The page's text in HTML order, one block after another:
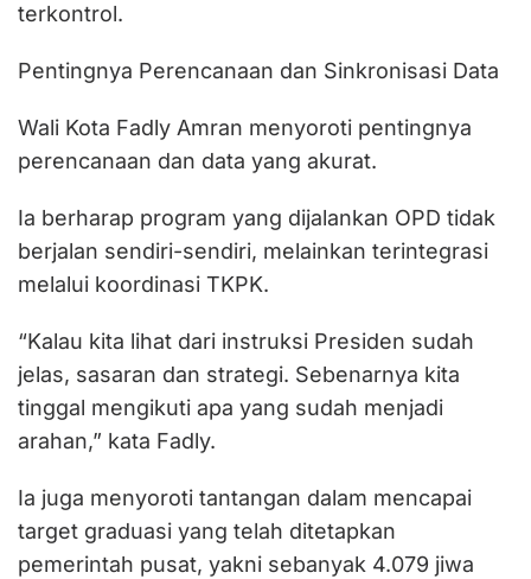
terkontrol.
Pentingnya Perencanaan dan Sinkronisasi Data
Wali Kota Fadly Amran menyoroti pentingnya
perencanaan dan data yang akurat.
Ia berharap program yang dijalankan OPD tidak
berjalan sendiri-sendiri, melainkan terintegrasi
melalui koordinasi TKPK.
“Kalau kita lihat dari instruksi Presiden sudah
jelas, sasaran dan strategi. Sebenarnya kita
tinggal mengikuti apa yang sudah menjadi
arahan,” kata Fadly.
Ia juga menyoroti tantangan dalam mencapai
target graduasi yang telah ditetapkan
pemerintah pusat, yakni sebanyak 4.079 jiwa